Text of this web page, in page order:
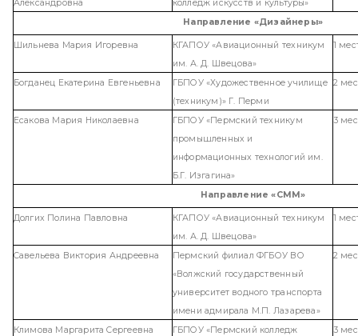
Александровна
колледж искусств и культуры»
Направление «Дизайнеры»
Шильнева Мария Игоревна
КГАПОУ «Авиационный техникум
им. А. Д. Швецова»
1
Богданец Екатерина Евгеньевна
ГБПОУ «Художественное училище
(техникум)» Г. Перми
2
Есакова Мария Николаевна
ГБПОУ «Пермский техникум
промышленных и
информационных технологий им.
Б.Г. Изгагина»
3
Направление «СММ»
Долгих Полина Павловна
КГАПОУ «Авиационный техникум
им. А. Д. Швецова»
1
Савельева Виктория Андреевна
Пермский филиал ФГБОУ ВО
«Волжский государственный
университет водного транспорта
имени адмирала М.П. Лазарева»
2
Климова Маргарита Сергеевна
ГБПОУ «Пермский колледж
3